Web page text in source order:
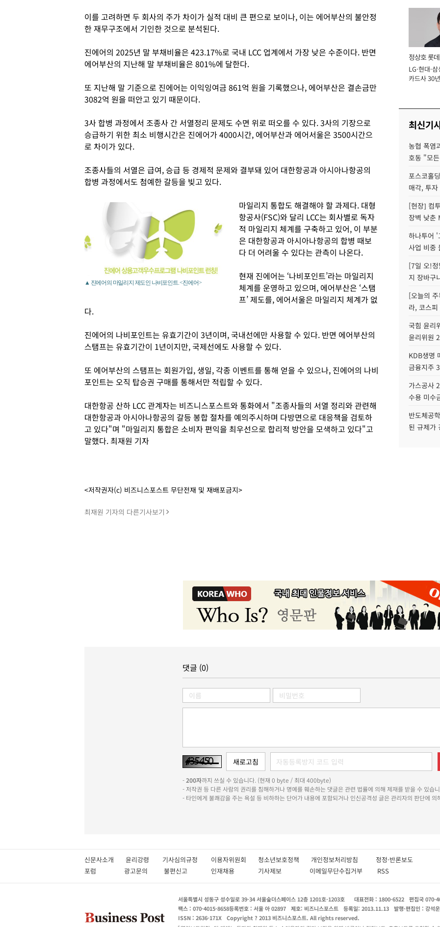
이를 고려하면 두 회사의 주가 차이가 실적 대비 큰 편으로 보이나, 이는 에어부산의 불안정
한 재무구조에서 기인한 것으로 분석된다.
진에어의 2025년 말 부채비율은 423.17%로 국내 LCC 업계에서 가장 낮은 수준이다. 반면
에어부산의 지난해 말 부채비율은 801%에 달한다.
또 지난해 말 기준으로 진에어는 이익잉여금 861억 원을 기록했으나, 에어부산은 결손금만
3082억 원을 떠안고 있기 때문이다.
3사 합병 과정에서 조종사 간 서열정리 문제도 수면 위로 떠오를 수 있다. 3사의 기장으로
승급하기 위한 최소 비행시간은 진에어가 4000시간, 에어부산과 에어서울은 3500시간으
로 차이가 있다.
조종사들의 서열은 급여, 승급 등 경제적 문제와 결부돼 있어 대한항공과 아시아나항공의
합병 과정에서도 첨예한 갈등을 빚고 있다.
▲ 진에어의 마일리지 제도인 나비포인트. <진에어>
마일리지 통합도 해결해야 할 과제다. 대형
항공사(FSC)와 달리 LCC는 회사별로 독자
적 마일리지 체계를 구축하고 있어, 이 부분
은 대한항공과 아시아나항공의 합병 때보
다 더 어려울 수 있다는 관측이 나온다.
현재 진에어는 ‘나비포인트’라는 마일리지
체계를 운영하고 있으며, 에어부산은 ‘스탬
프’ 제도를, 에어서울은 마일리지 체계가 없
다.
진에어의 나비포인트는 유효기간이 3년이며, 국내선에만 사용할 수 있다. 반면 에어부산의
스탬프는 유효기간이 1년이지만, 국제선에도 사용할 수 있다.
또 에어부산의 스탬프는 회원가입, 생일, 각종 이벤트를 통해 얻을 수 있으나, 진에어의 나비
포인트는 오직 탑승권 구매를 통해서만 적립할 수 있다.
대한항공 산하 LCC 관계자는 비즈니스포스트와 통화에서 "조종사들의 서열 정리와 관련해
대한항공과 아시아나항공의 갈등 봉합 절차를 예의주시하며 다방면으로 대응책을 검토하
고 있다"며 "마일리지 통합은 소비자 편익을 최우선으로 합리적 방안을 모색하고 있다"고
말했다. 최재원 기자
<저작권자(c) 비즈니스포스트 무단전재 및 재배포금지>
최재원 기자의 다른기사보기
정상호 롯
장
LG·현대·
카드사 30
최신기
농협 폭염
호동 "모
포스코홀
매각, 투
[현장] 컴
장벽 낮춘
하나투어
사업 비중
[7일 오!
지 장바구
[오늘의
라, 코스
국힘 윤리
윤리위원
KDB생명
금융지주
가스공사
수용 미수
반도체공
된 규제가
댓글 (0)
-200자까지 쓰실 수 있습니다. (현재 0 byte / 최대 400byte)
- 저작권 등 다른 사람의 권리를 침해하거나 명예를 훼손하는 댓글은 관련 법률에 의해 제재를 받을 수 있습
- 타인에게 불쾌감을 주는 욕설 등 비하하는 단어가 내용에 포함되거나 인신공격성 글은 관리자의 판단에 의
신문사소개 윤리강령 기사심의규정 이용자위원회 청소년보호정책 개인정보처리방침 정정·반론보도
포럼
광고문의 불편신고 인재채용 기사제보 이메일무단수집거부 RSS
서울특별시 성동구 성수일로 39-34 서울숲더스페이스 12층 1201호-1203호 대표전화 : 1800-6522 편집국 070-
팩스 : 070-4015-8658등록번호 : 서울 아 02897 제호: 비즈니스포스트 등록일: 2013.11.13 발행·편집인 : 강석운
ISSN : 2636-171X
Copyright ? 2013 비즈니스포스트. All rights reserved.